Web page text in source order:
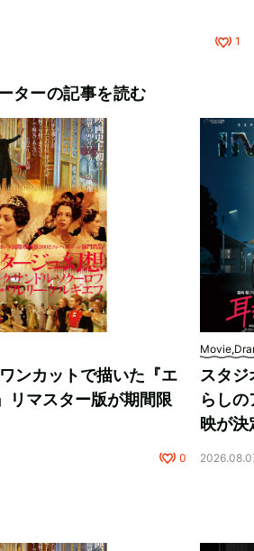
1
ターの記事を読む
ンカットで描いた『エ
リマスター版が期間限
0
スタジ
らし
映が決